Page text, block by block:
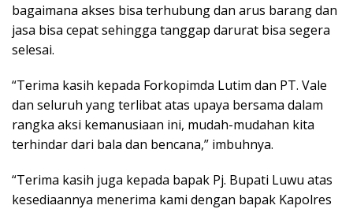
bagaimana akses bisa terhubung dan arus barang dan
jasa bisa cepat sehingga tanggap darurat bisa segera
selesai.
“Terima kasih kepada Forkopimda Lutim dan PT. Vale
dan seluruh yang terlibat atas upaya bersama dalam
rangka aksi kemanusiaan ini, mudah-mudahan kita
terhindar dari bala dan bencana,” imbuhnya.
“Terima kasih juga kepada bapak Pj. Bupati Luwu atas
kesediaannya menerima kami dengan bapak Kapolres